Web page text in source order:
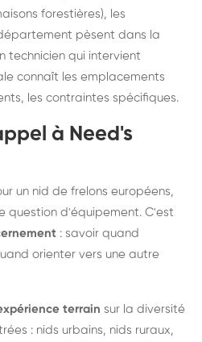
forestières), les
pèsent dans la
technicien qui intervient
connaît les emplacements
les contraintes spécifiques.
à Need's
un nid de frelons européens,
question d'équipement. C'est
: savoir quand
orienter vers une autre
terrain sur la diversité
: nids urbains, nids ruraux,